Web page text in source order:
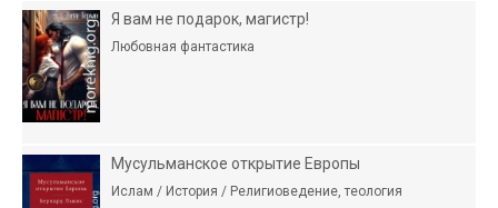
Я вам не подарок, магистр!
Любовная фантастика
Мусульманское открытие Европы
Ислам / История / Религиоведение, теология